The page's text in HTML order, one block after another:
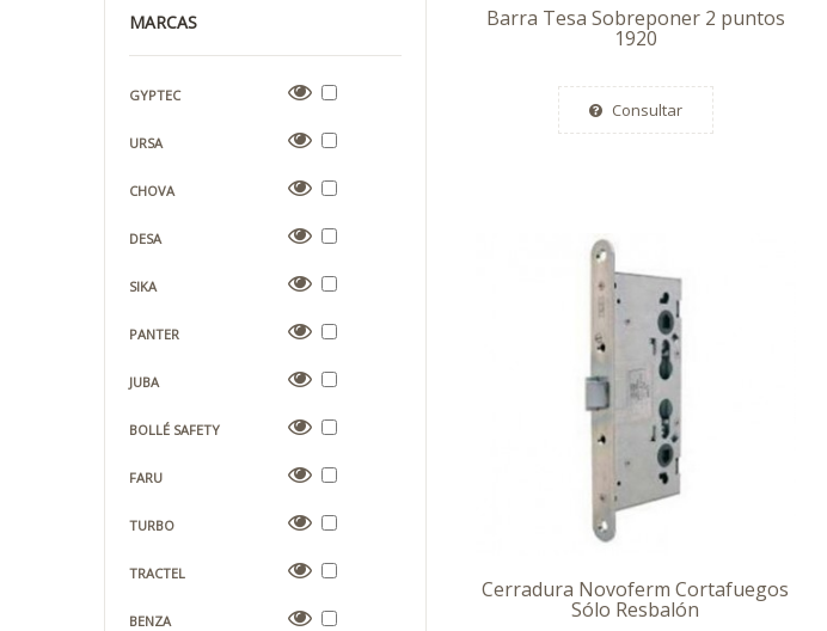
MARCAS
GYPTEC
URSA
CHOVA
DESA
SIKA
PANTER
JUBA
BOLLÉ SAFETY
FARU
TURBO
TRACTEL
BENZA
Barra Tesa Sobreponer 2 puntos
1920
Consultar
Cerradura Novoferm Cortafuegos
Sólo Resbalón